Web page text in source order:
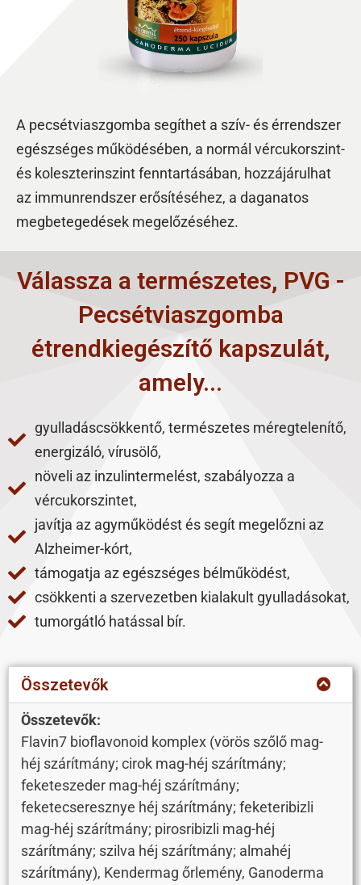
A pecsétviaszgomba segíthet a szív- és érrendszer
egészséges működésében, a normál vércukorszint-
és koleszterinszint fenntartásában, hozzájárulhat
az immunrendszer erősítéséhez, a daganatos
megbetegedések megelőzéséhez.
Válassza a természetes, PVG -
Pecsétviaszgomba
étrendkiegészítő kapszulát,
amely...
gyulladáscsökkentő, természetes méregtelenítő,
energizáló, vírusölő,
növeli az inzulintermelést, szabályozza a
vércukorszintet,
javítja az agyműködést és segít megelőzni az
Alzheimer-kórt,
támogatja az egészséges bélműködést,
csökkenti a szervezetben kialakult gyulladásokat,
tumorgátló hatással bír.
Összetevők
Összetevők:
Flavin7 bioflavonoid komplex (vörös szőlő mag-
héj szárítmány; cirok mag-héj szárítmány;
feketeszeder mag-héj szárítmány;
feketecseresznye héj szárítmány; feketeribizli
mag-héj szárítmány; pirosribizli mag-héj
szárítmány; szilva héj szárítmány; almahéj
szárítmány), Kendermag őrlemény, Ganoderma